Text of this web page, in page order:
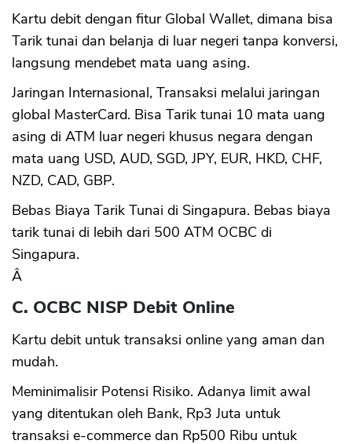
Kartu debit dengan fitur Global Wallet, dimana bisa
Tarik tunai dan belanja di luar negeri tanpa konversi,
langsung mendebet mata uang asing.
Jaringan Internasional, Transaksi melalui jaringan
global MasterCard. Bisa Tarik tunai 10 mata uang
asing di ATM luar negeri khusus negara dengan
mata uang USD, AUD, SGD, JPY, EUR, HKD, CHF,
NZD, CAD, GBP.
Bebas Biaya Tarik Tunai di Singapura. Bebas biaya
tarik tunai di lebih dari 500 ATM OCBC di
Singapura.
Â
C. OCBC NISP Debit Online
Kartu debit untuk transaksi online yang aman dan
mudah.
Meminimalisir Potensi Risiko. Adanya limit awal
yang ditentukan oleh Bank, Rp3 Juta untuk
transaksi e-commerce dan Rp500 Ribu untuk